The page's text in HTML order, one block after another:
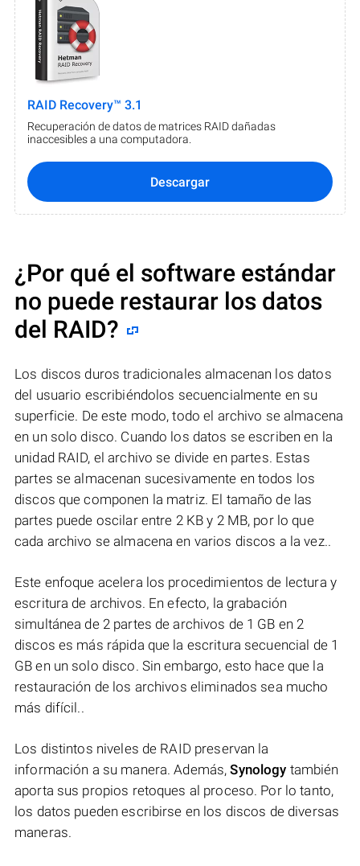
RAID Recovery™ 3.1
Recuperación de datos de matrices RAID dañadas
inaccesibles a una computadora.
Descargar
¿Por qué el software estándar
no puede restaurar los datos
del RAID?
Los discos duros tradicionales almacenan los datos
del usuario escribiéndolos secuencialmente en su
superficie. De este modo, todo el archivo se almacena
en un solo disco. Cuando los datos se escriben en la
unidad RAID, el archivo se divide en partes. Estas
partes se almacenan sucesivamente en todos los
discos que componen la matriz. El tamaño de las
partes puede oscilar entre 2 KB y 2 MB, por lo que
cada archivo se almacena en varios discos a la vez..
Este enfoque acelera los procedimientos de lectura y
escritura de archivos. En efecto, la grabación
simultánea de 2 partes de archivos de 1 GB en 2
discos es más rápida que la escritura secuencial de 1
GB en un solo disco. Sin embargo, esto hace que la
restauración de los archivos eliminados sea mucho
más difícil..
Los distintos niveles de RAID preservan la
información a su manera. Además,Synology también
aporta sus propios retoques al proceso. Por lo tanto,
los datos pueden escribirse en los discos de diversas
maneras.